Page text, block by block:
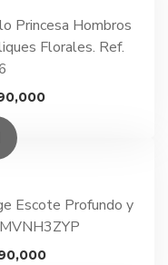
Princesa Hombros
Florales. Ref.
El
Escote Profundo y
El